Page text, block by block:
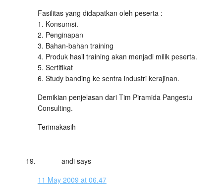
Fasilitas yang didapatkan oleh peserta :
1. Konsumsi.
2. Penginapan
3. Bahan-bahan training
4. Produk hasil training akan menjadi milik peserta.
5. Sertifikat
6. Study banding ke sentra industri kerajinan.
Demikian penjelasan dari Tim Piramida Pangestu
Consulting.
Terimakasih
andi says
11 May 2009 at 06.47